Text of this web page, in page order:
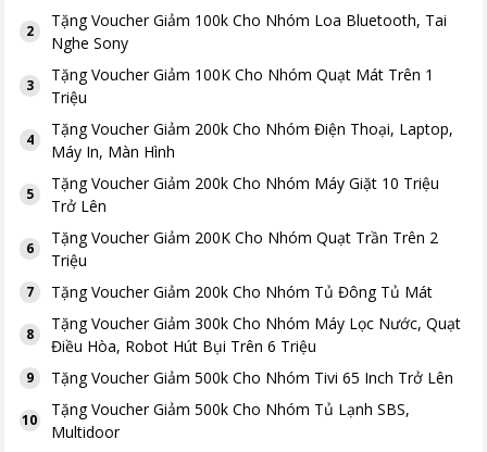
2
TặngVoucher Giảm 100k Cho Nhóm Loa Bluetooth, Tai
Nghe Sony
3
TặngVoucher Giảm 100K Cho Nhóm Quạt Mát Trên 1
Triệu
4
TặngVoucher Giảm 200k Cho Nhóm Điện Thoại, Laptop,
Máy In, Màn Hình
5
TặngVoucher Giảm 200k Cho Nhóm Máy Giặt 10 Triệu
Trở Lên
6
TặngVoucher Giảm 200K Cho Nhóm Quạt Trần Trên 2
Triệu
7 TặngVoucher Giảm 200k Cho Nhóm Tủ Đông Tủ Mát
8
TặngVoucher Giảm 300k Cho Nhóm Máy Lọc Nước, Quạt
Điều Hòa, Robot Hút Bụi Trên 6 Triệu
9 TặngVoucher Giảm 500k Cho Nhóm Tivi 65 Inch Trở Lên
10
TặngVoucher Giảm 500k Cho Nhóm Tủ Lạnh SBS,
Multidoor